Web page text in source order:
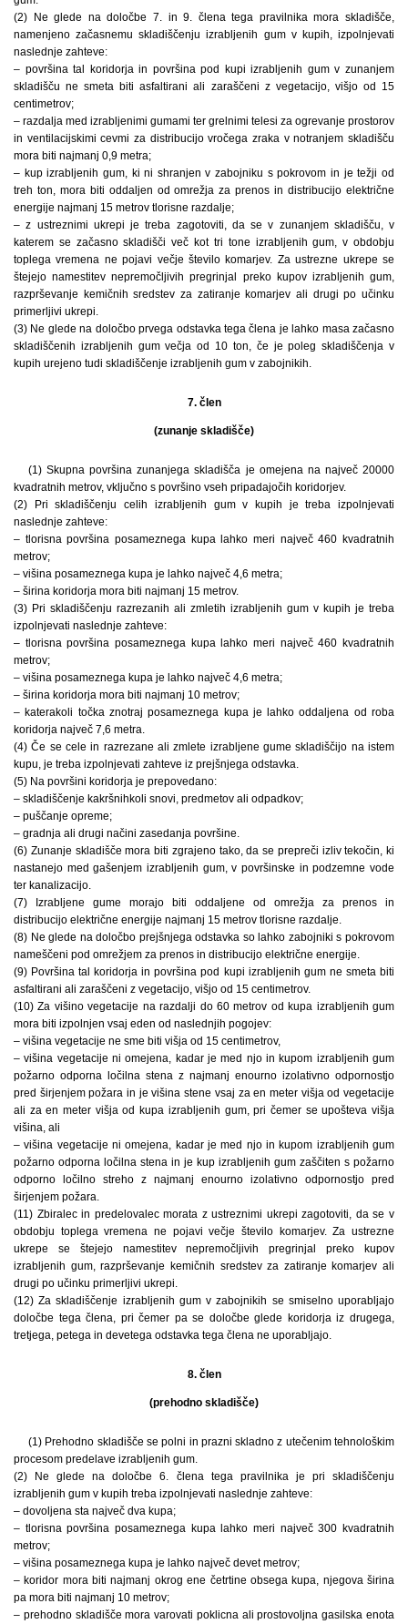
(2) Ne glede na določbe 7. in 9. člena tega pravilnika mora skladišče,
namenjeno začasnemu skladiščenju izrabljenih gum v kupih, izpolnjevati
naslednje zahteve:
– površina tal koridorja in površina pod kupi izrabljenih gum v zunanjem
skladišču ne smeta biti asfaltirani ali zaraščeni z vegetacijo, višjo od 15
centimetrov;
– razdalja med izrabljenimi gumami ter grelnimi telesi za ogrevanje prostorov
in ventilacijskimi cevmi za distribucijo vročega zraka v notranjem skladišču
mora biti najmanj 0,9 metra;
– kup izrabljenih gum, ki ni shranjen v zabojniku s pokrovom in je težji od
treh ton, mora biti oddaljen od omrežja za prenos in distribucijo električne
energije najmanj 15 metrov tlorisne razdalje;
– z ustreznimi ukrepi je treba zagotoviti, da se v zunanjem skladišču, v
katerem se začasno skladišči več kot tri tone izrabljenih gum, v obdobju
toplega vremena ne pojavi večje število komarjev. Za ustrezne ukrepe se
štejejo namestitev nepremočljivih pregrinjal preko kupov izrabljenih gum,
razprševanje kemičnih sredstev za zatiranje komarjev ali drugi po učinku
primerljivi ukrepi.
(3) Ne glede na določbo prvega odstavka tega člena je lahko masa začasno
skladiščenih izrabljenih gum večja od 10 ton, če je poleg skladiščenja v
kupih urejeno tudi skladiščenje izrabljenih gum v zabojnikih.
7. člen
(zunanje skladišče)
(1) Skupna površina zunanjega skladišča je omejena na največ 20000
kvadratnih metrov, vključno s površino vseh pripadajočih koridorjev.
(2) Pri skladiščenju celih izrabljenih gum v kupih je treba izpolnjevati
naslednje zahteve:
– tlorisna površina posameznega kupa lahko meri največ 460 kvadratnih
metrov;
– višina posameznega kupa je lahko največ 4,6 metra;
– širina koridorja mora biti najmanj 15 metrov.
(3) Pri skladiščenju razrezanih ali zmletih izrabljenih gum v kupih je treba
izpolnjevati naslednje zahteve:
– tlorisna površina posameznega kupa lahko meri največ 460 kvadratnih
metrov;
– višina posameznega kupa je lahko največ 4,6 metra;
– širina koridorja mora biti najmanj 10 metrov;
– katerakoli točka znotraj posameznega kupa je lahko oddaljena od roba
koridorja največ 7,6 metra.
(4) Če se cele in razrezane ali zmlete izrabljene gume skladiščijo na istem
kupu, je treba izpolnjevati zahteve iz prejšnjega odstavka.
(5) Na površini koridorja je prepovedano:
– skladiščenje kakršnihkoli snovi, predmetov ali odpadkov;
– puščanje opreme;
– gradnja ali drugi načini zasedanja površine.
(6) Zunanje skladišče mora biti zgrajeno tako, da se prepreči izliv tekočin, ki
nastanejo med gašenjem izrabljenih gum, v površinske in podzemne vode
ter kanalizacijo.
(7) Izrabljene gume morajo biti oddaljene od omrežja za prenos in
distribucijo električne energije najmanj 15 metrov tlorisne razdalje.
(8) Ne glede na določbo prejšnjega odstavka so lahko zabojniki s pokrovom
nameščeni pod omrežjem za prenos in distribucijo električne energije.
(9) Površina tal koridorja in površina pod kupi izrabljenih gum ne smeta biti
asfaltirani ali zaraščeni z vegetacijo, višjo od 15 centimetrov.
(10) Za višino vegetacije na razdalji do 60 metrov od kupa izrabljenih gum
mora biti izpolnjen vsaj eden od naslednjih pogojev:
– višina vegetacije ne sme biti višja od 15 centimetrov,
– višina vegetacije ni omejena, kadar je med njo in kupom izrabljenih gum
požarno odporna ločilna stena z najmanj enourno izolativno odpornostjo
pred širjenjem požara in je višina stene vsaj za en meter višja od vegetacije
ali za en meter višja od kupa izrabljenih gum, pri čemer se upošteva višja
višina, ali
– višina vegetacije ni omejena, kadar je med njo in kupom izrabljenih gum
požarno odporna ločilna stena in je kup izrabljenih gum zaščiten s požarno
odporno ločilno streho z najmanj enourno izolativno odpornostjo pred
širjenjem požara.
(11) Zbiralec in predelovalec morata z ustreznimi ukrepi zagotoviti, da se v
obdobju toplega vremena ne pojavi večje število komarjev. Za ustrezne
ukrepe se štejejo namestitev nepremočljivih pregrinjal preko kupov
izrabljenih gum, razprševanje kemičnih sredstev za zatiranje komarjev ali
drugi po učinku primerljivi ukrepi.
(12) Za skladiščenje izrabljenih gum v zabojnikih se smiselno uporabljajo
določbe tega člena, pri čemer pa se določbe glede koridorja iz drugega,
tretjega, petega in devetega odstavka tega člena ne uporabljajo.
8. člen
(prehodno skladišče)
(1) Prehodno skladišče se polni in prazni skladno z utečenim tehnološkim
procesom predelave izrabljenih gum.
(2) Ne glede na določbe 6. člena tega pravilnika je pri skladiščenju
izrabljenih gum v kupih treba izpolnjevati naslednje zahteve:
– dovoljena sta največ dva kupa;
– tlorisna površina posameznega kupa lahko meri največ 300 kvadratnih
metrov;
– višina posameznega kupa je lahko največ devet metrov;
– koridor mora biti najmanj okrog ene četrtine obsega kupa, njegova širina
pa mora biti najmanj 10 metrov;
– prehodno skladišče mora varovati poklicna ali prostovoljna gasilska enota